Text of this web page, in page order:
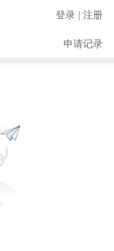
登录 | 注册
申请记录